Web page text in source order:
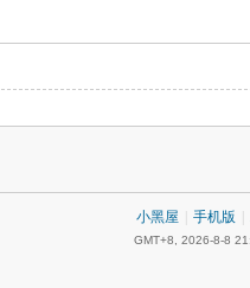
小黑屋 手机版
GMT+8, 2026-8-8